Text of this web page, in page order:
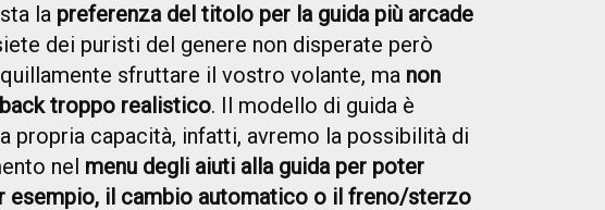
la preferenza del titolo per la guida più arcade
dei puristi del genere non disperate però
sfruttare il vostro volante, ma non
troppo realistico. Il modello di guida è
propria capacità, infatti, avremo la possibilità di
nel menu degli aiuti alla guida per poter
esempio, il cambio automatico o il freno/sterzo